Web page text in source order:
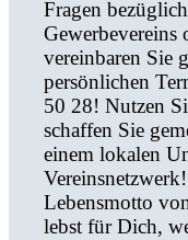
Fragen
Gewerbevereins
vereinbaren Sie
persönlichen
50 28! Nutzen
schaffen Sie
einem lokalen
Lebensmotto
lebst für Dich,